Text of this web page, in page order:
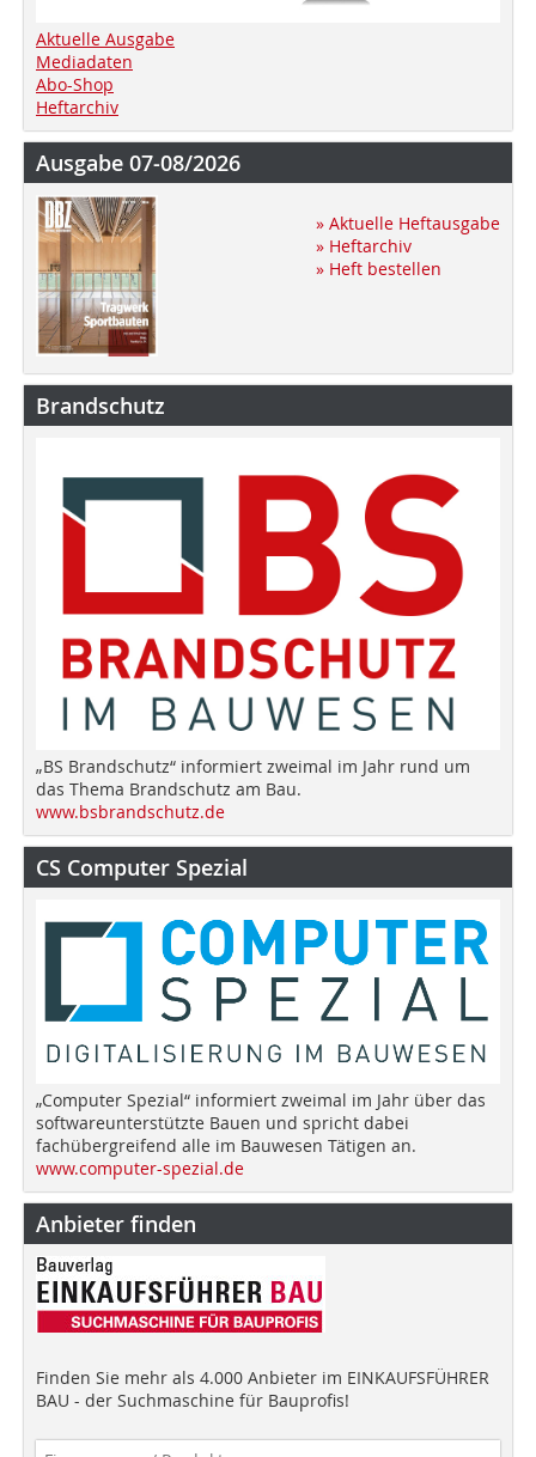
Aktuelle Ausgabe
Mediadaten
Abo-Shop
Heftarchiv
Ausgabe 07-08/2026
» Aktuelle Heftausgabe
» Heftarchiv
» Heft bestellen
Brandschutz
„BS Brandschutz“ informiert zweimal im Jahr rund um
das Thema Brandschutz am Bau.
www.bsbrandschutz.de
CS Computer Spezial
„Computer Spezial“ informiert zweimal im Jahr über das
softwareunterstützte Bauen und spricht dabei
fachübergreifend alle im Bauwesen Tätigen an.
www.computer-spezial.de
Anbieter finden
Finden Sie mehr als 4.000 Anbieter im EINKAUFSFÜHRER
BAU - der Suchmaschine für Bauprofis!